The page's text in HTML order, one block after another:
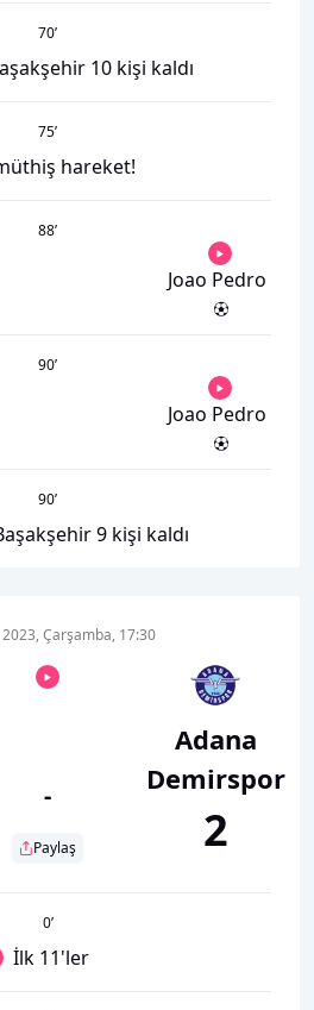
70’
10 kişi kaldı
75’
hareket!
88’
Joao Pedro
90’
Joao Pedro
90’
9 kişi kaldı
Çarşamba, 17:30
-
Paylaş
Adana
Demirspor
2
0’
İlk 11'ler